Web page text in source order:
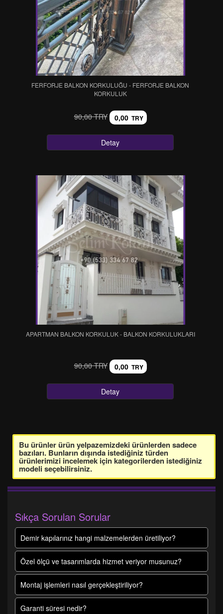
FERFORJE BALKON KORKULUĞU - FERFORJE BALKON
KORKULUK
90,00 TRY 0,00 TRY
Detay
APARTMAN BALKON KORKULUK - BALKON KORKULUKLARI
90,00 TRY 0,00 TRY
Detay
Bu ürünler ürün yelpazemizdeki ürünlerden sadece
bazıları. Bunların dışında istediğiniz türden
ürünlerimizi incelemek için kategorilerden istediğiniz
modeli seçebilirsiniz.
Sıkça Sorulan Sorular
Demir kapılarınız hangi malzemelerden üretiliyor?
Özel ölçü ve tasarımlarda hizmet veriyor musunuz?
Montaj işlemleri nasıl gerçekleştiriliyor?
Garanti süresi nedir?